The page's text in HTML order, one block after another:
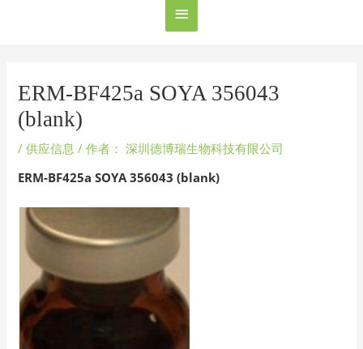
ERM-BF425a SOYA 356043
(blank)
/供应信息 / 作者： 深圳德博瑞生物科技有限公司
ERM-BF425a SOYA 356043 (blank)